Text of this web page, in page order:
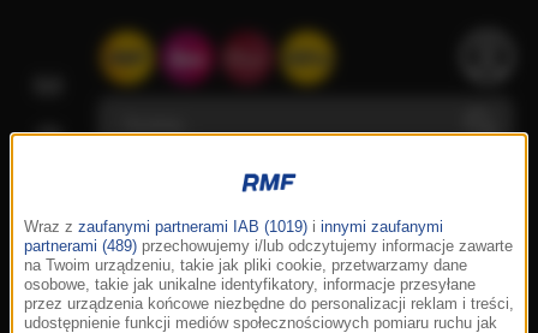
Wraz z zaufanymi partnerami IAB (1019) i innymi zaufanymi
partnerami (489) przechowujemy i/lub odczytujemy informacje zawarte
na Twoim urządzeniu, takie jak pliki cookie, przetwarzamy dane
osobowe, takie jak unikalne identyfikatory, informacje przesyłane
przez urządzenia końcowe niezbędne do personalizacji reklam i treści,
udostępnienie funkcji mediów społecznościowych pomiaru ruchu jak